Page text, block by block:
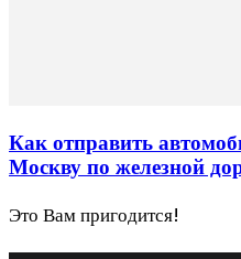
Как отправить
Москву по железной
Это Вам пригодится!